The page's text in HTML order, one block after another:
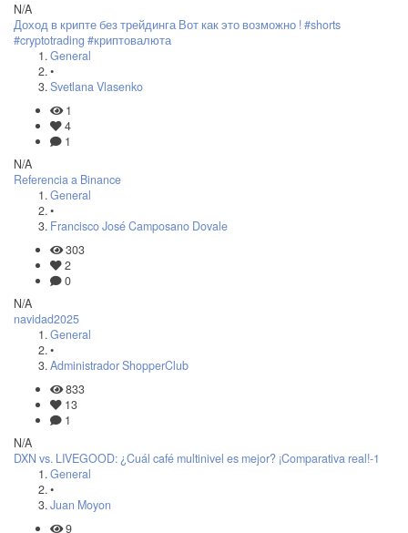
N/A
Доход в крипте без трейдинга Вот как это возможно ! #shorts
#cryptotrading #криптовалюта
General
•
Svetlana Vlasenko
1
4
1
N/A
Referencia a Binance
General
•
Francisco José Camposano Dovale
303
2
0
N/A
navidad2025
General
•
Administrador ShopperClub
833
13
1
N/A
DXN vs. LIVEGOOD: ¿Cuál café multinivel es mejor? ¡Comparativa real!-1
General
•
Juan Moyon
9